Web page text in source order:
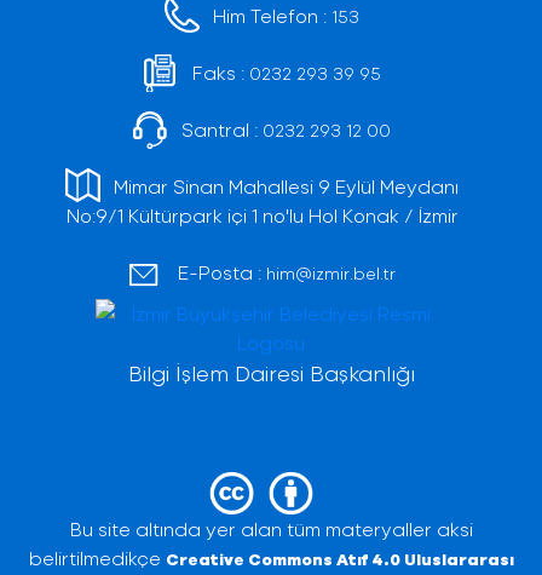
Him Telefon : 153
Faks : 0232 293 39 95
Santral : 0232 293 12 00
Mimar Sinan Mahallesi 9 Eylül Meydanı
No:9/1 Kültürpark içi 1 no'lu Hol Konak / İzmir
E-Posta : him@izmir.bel.tr
Bilgi İşlem Dairesi Başkanlığı
Bu site altında yer alan tüm materyaller aksi
belirtilmedikçe Creative Commons Atıf 4.0 Uluslararası